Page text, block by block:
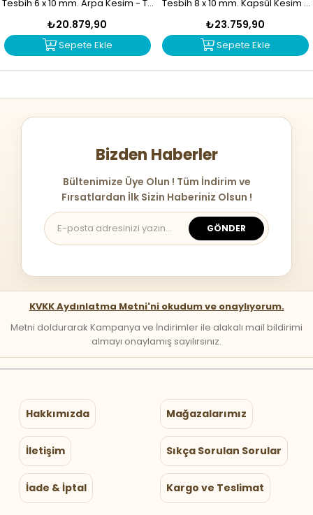
Tesbih 6 x 10 mm. Arpa Kesim - T-
1916
₺20.879,90
Sepete Ekle
Tesbih 8 x 10 mm. Kapsül Kesim -
T-1915
₺23.759,90
Sepete Ekle
Bizden Haberler
Bültenimize Üye Olun ! Tüm İndirim ve
Fırsatlardan İlk Sizin Haberiniz Olsun !
GÖNDER
KVKK Aydınlatma Metni'ni okudum ve onaylıyorum.
Metni doldurarak Kampanya ve İndirimler ile alakalı mail bildirimi
almayı onaylamış sayılırsınız.
Hakkımızda Mağazalarımız
İletişim Sıkça Sorulan Sorular
İade & İptal Kargo ve Teslimat